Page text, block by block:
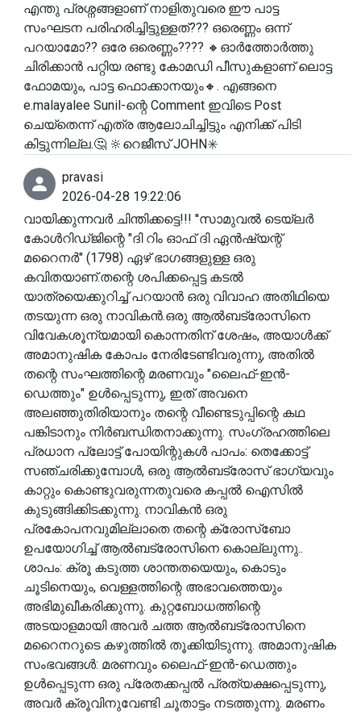
എന്തു പ്രശ്നങ്ങളാണ് നാളിതുവരെ ഈ പാട്ട
സംഘടന പരിഹരിച്ചിട്ടുള്ളത്??? ഒരെണ്ണം ഒന്ന്
പറയാമോ?? ഒരേ ഒരെണ്ണം???? 🔸ഓർത്തോർത്തു
ചിരിക്കാൻ പറ്റിയ രണ്ടു കോമഡി പീസുകളാണ് ലൊട്ട
ഫോമയും, പാട്ട ഫൊക്കാനയും🔸. എങ്ങനെ
e.malayalee Sunil-ന്റെ Comment ഇവിടെ Post
ചെയ്തെന്ന് എത്ര ആലോചിച്ചിട്ടും എനിക്ക് പിടി
കിട്ടുന്നില്ല.🤔 🔆റെജീസ് JOHN✳️
pravasi
2026-04-28 19:22:06
വായിക്കുന്നവർ ചിന്തിക്കട്ടെ!!! ''സാമുവൽ ടെയ്‌ലർ
കോൾറിഡ്ജിന്റെ "ദി റിം ഓഫ് ദി ഏൻഷ്യന്റ്
മറൈനർ" (1798) ഏഴ് ഭാഗങ്ങളുള്ള ഒരു
കവിതയാണ്.തന്റെ ശപിക്കപ്പെട്ട കടൽ
യാത്രയെക്കുറിച്ച് പറയാൻ ഒരു വിവാഹ അതിഥിയെ
തടയുന്ന ഒരു നാവികൻ.ഒരു ആൽബട്രോസിനെ
വിവേകശൂന്യമായി കൊന്നതിന് ശേഷം, അയാൾക്ക്
അമാനുഷിക കോപം നേരിടേണ്ടിവരുന്നു, അതിൽ
തന്റെ സംഘത്തിന്റെ മരണവും "ലൈഫ്-ഇൻ-
ഡെത്തും" ഉൾപ്പെടുന്നു, ഇത് അവനെ
അലഞ്ഞുതിരിയാനും തന്റെ വീണ്ടെടുപ്പിന്റെ കഥ
പങ്കിടാനും നിർബന്ധിതനാക്കുന്നു. സംഗ്രഹത്തിലെ
പ്രധാന പ്ലോട്ട് പോയിന്റുകൾ പാപം: തെക്കോട്ട്
സഞ്ചരിക്കുമ്പോൾ, ഒരു ആൽബട്രോസ് ഭാഗ്യവും
കാറ്റും കൊണ്ടുവരുന്നതുവരെ കപ്പൽ ഐസിൽ
കുടുങ്ങിക്കിടക്കുന്നു. നാവികൻ ഒരു
പ്രകോപനവുമില്ലാതെ തന്റെ ക്രോസ്ബോ
ഉപയോഗിച്ച് ആൽബട്രോസിനെ കൊല്ലുന്നു..
ശാപം: ക്രൂ കടുത്ത ശാന്തതയെയും, കൊടും
ചൂടിനെയും, വെള്ളത്തിന്റെ അഭാവത്തെയും
അഭിമുഖീകരിക്കുന്നു. കുറ്റബോധത്തിന്റെ
അടയാളമായി അവർ ചത്ത ആൽബട്രോസിനെ
മറൈനറുടെ കഴുത്തിൽ തൂക്കിയിടുന്നു. അമാനുഷിക
സംഭവങ്ങൾ: മരണവും ലൈഫ്-ഇൻ-ഡെത്തും
ഉൾപ്പെടുന്ന ഒരു പ്രേതക്കപ്പൽ പ്രത്യക്ഷപ്പെടുന്നു,
അവർ ക്രൂവിനുവേണ്ടി ചൂതാട്ടം നടത്തുന്നു. മരണം